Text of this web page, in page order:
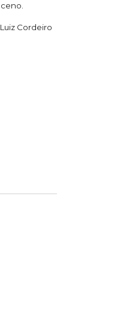
Cordeiro